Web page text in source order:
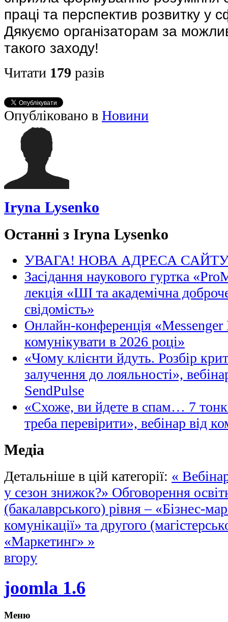
праці та перспектив розвитку у
Дякуємо організаторам за
такого заходу!
Читати 179 разів
Опубліковано в Новини
Iryna Lysenko
Останні з Iryna Lysenko
УВАГА! НОВА АДРЕСА
Засідання наукового гуртка
лекція «ШІ та академічна
свідомість»
Онлайн-конференція
комунікувати в 2026 році»
«Чому клієнти йдуть. Розбір
залучення до лояльності»,
SendPulse
«Схоже, ви йдете в спам… 7
треба перевірити», вебінар від
Медіа
Детальніше в цій категорії: «
у сезон знижок?» Обговорення
(бакалаврського) рівня – «Бізнес-
комунікації» та другого
«Маркетинг» »
вгору
joomla 1.6
Меню